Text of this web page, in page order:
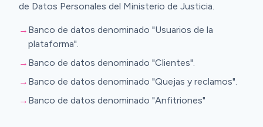
de Datos Personales del Ministerio de Justicia.
→ Banco de datos denominado "Usuarios de la
plataforma".
→ Banco de datos denominado "Clientes".
→ Banco de datos denominado "Quejas y reclamos".
→ Banco de datos denominado "Anfitriones"